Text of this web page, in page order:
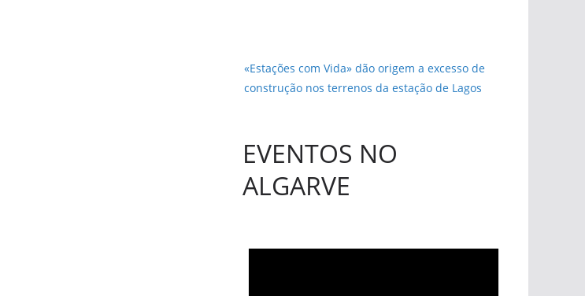
«Estações com Vida» dão origem a excesso de
construção nos terrenos da estação de Lagos
EVENTOS NO
ALGARVE